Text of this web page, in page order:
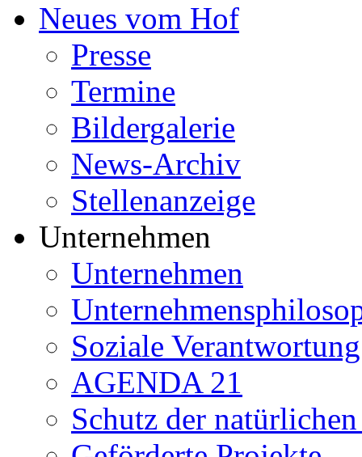
Neues vom Hof
Presse
Termine
Bildergalerie
News-Archiv
Stellenanzeige
Unternehmen
Unternehmen
Soziale
AGENDA 21
Schutz der